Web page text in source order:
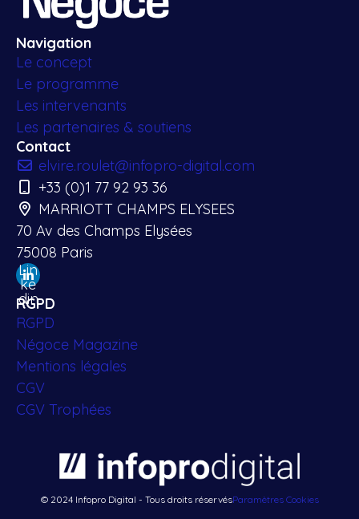
Navigation
Le concept
Le programme
Les intervenants
Les partenaires & soutiens
Contact
elvire.roulet@infopro-digital.com
+33 (0)1 77 92 93 36
MARRIOTT CHAMPS ELYSEES
70 Av des Champs Elysées
75008 Paris
Lin
ke
din
RGPD
RGPD
Négoce Magazine
Mentions légales
CGV
CGV Trophées
© 2024 Infopro Digital - Tous droits réservésParamètres Cookies